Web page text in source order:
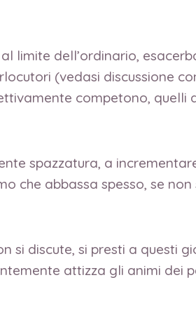
limite dell’ordinario,
(vedasi discussione
competono, quelli
spazzatura, a
che abbassa spesso, se
si discute, si presti a questi
attizza gli animi dei